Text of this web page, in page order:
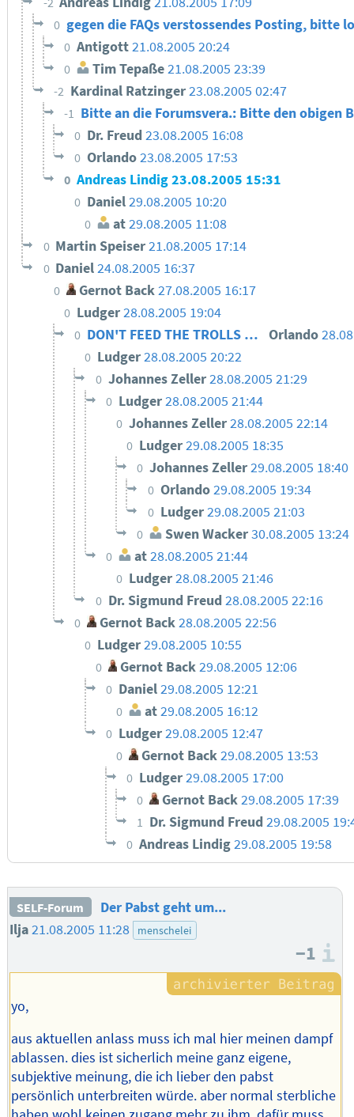
0 gegen die FAQs verstossendes Posting, bitte
0 Antigott21.08.2005 20:24
0 Tim Tepaße21.08.2005 23:39
-2 Kardinal Ratzinger23.08.2005 02:47
-1 Bitte an die Forumsvera.: Bitte den obigen
0 Dr. Freud23.08.2005 16:08
0 Orlando23.08.2005 17:53
0 Andreas Lindig23.08.2005 15:31
0 Daniel29.08.2005 10:20
0 at29.08.2005 11:08
0 Martin Speiser21.08.2005 17:14
0 Daniel24.08.2005 16:37
0 Gernot Back 27.08.2005 16:17
0 Ludger28.08.2005 19:04
0 DON'T FEED THE TROLLS … Orlando
0 Ludger28.08.2005 20:22
0 Johannes Zeller28.08.2005 21:29
0 Ludger28.08.2005 21:44
0 Johannes Zeller28.08.2005 22:14
0 Ludger29.08.2005 18:35
0 Johannes Zeller29.08.2005 18:40
0 Orlando29.08.2005 19:34
0 Ludger29.08.2005 21:03
0 Swen Wacker30.08.2005 13:24
0 at 28.08.2005 21:44
0 Ludger28.08.2005 21:46
0 Dr. Sigmund Freud 28.08.2005 22:16
0 Gernot Back28.08.2005 22:56
0 Ludger29.08.2005 10:55
0 Gernot Back29.08.2005 12:06
0 Daniel29.08.2005 12:21
0 at29.08.2005 16:12
0 Ludger29.08.2005 12:47
0 Gernot Back29.08.2005 13:53
0 Ludger29.08.2005 17:00
0 Gernot Back29.08.2005 17:39
1 Dr. Sigmund Freud29.08.2005
0 Andreas Lindig29.08.2005 19:58
SELF-Forum
Der Pabst geht um...
Ilja21.08.2005 11:28 menschelei
−1
yo,
aus aktuellen anlass muss ich mal hier meinen dampf
ablassen. dies ist sicherlich meine ganz eigene,
subjektive meinung, die ich lieber den pabst
persönlich unterbreiten würde. aber normal sterbliche